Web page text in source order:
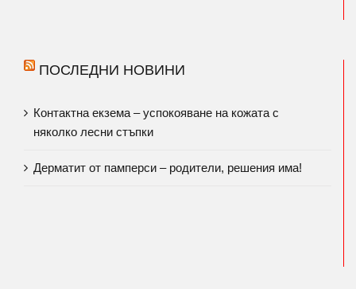
ПОСЛЕДНИ НОВИНИ
Контактна екзема – успокояване на кожата с
няколко лесни стъпки
Дерматит от памперси – родители, решения има!